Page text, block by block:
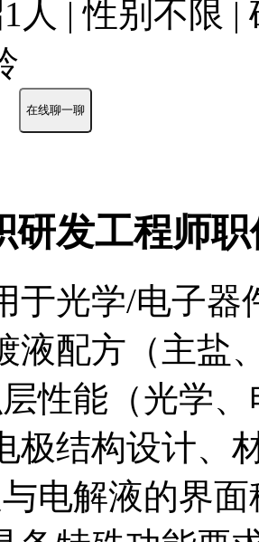
人 | 性别不限
在线聊一聊
研发工程师
于光学/电子
液配方（主盐
性能（光学
极结构设计、
电解液的界